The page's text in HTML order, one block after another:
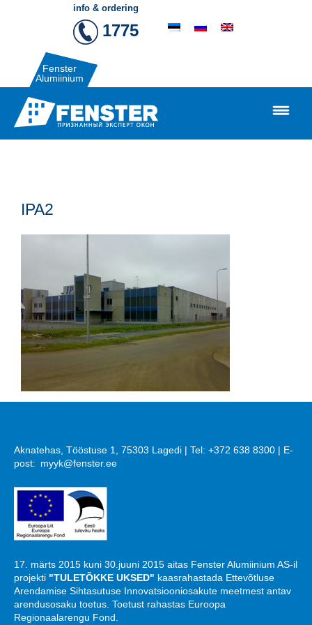
Fenster
Alumiinium
info & ordering
1775
IPA2
Aknatehas, Tööstuse 1, 75303 Lagedi | Tel: +372 638 8300 | E-
post: myyk@fenster.ee
17. märts 2015 kuni 30.juuni 2015 aitas Fenster Alumiinium AS-il
projekti "TULETÕKKE UKSED" kaasrahastada Ettevõtluse
Arendamise Sihtasutuse Innovatsiooniosakute meetmest antav
arendusosaku toetus. Toetust rahastas Euroopa
Regionaalarengu Fond.